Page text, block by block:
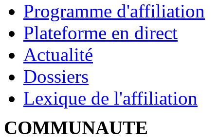
Programme d'affiliation
Plateforme en direct
Actualité
Dossiers
Lexique de l'affiliation
COMMUNAUTE